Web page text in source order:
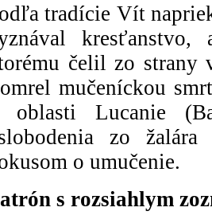
tradície Vít
čelil zo strany
mučeníckou
oblasti Lucanie
zo
o umučenie.
s rozsiahlym